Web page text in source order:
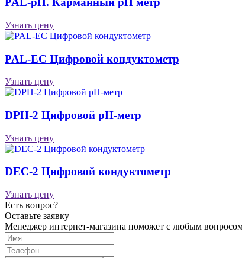
Узнать цену
PAL-EC Цифровой кондуктометр
Узнать цену
DPH-2 Цифровой рН-метр
Узнать цену
DEC-2 Цифровой кондуктометр
Узнать цену
Есть вопрос?
Оставьте заявку
Менеджер интернет-магазина поможет с любым